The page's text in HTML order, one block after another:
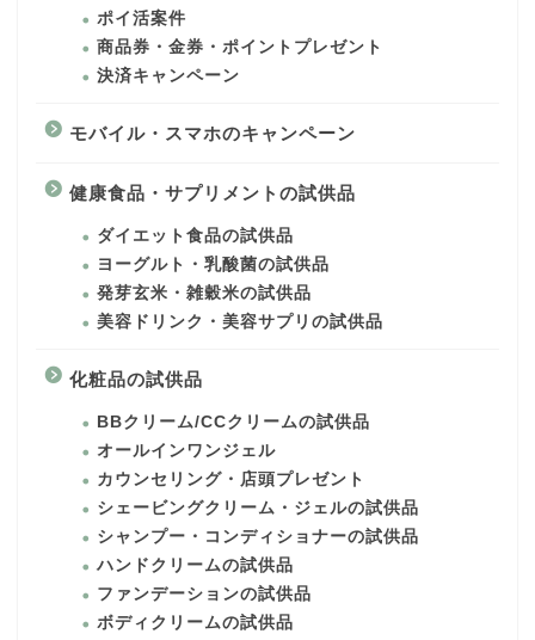
ポイ活案件
商品券・金券・ポイントプレゼント
決済キャンペーン
モバイル・スマホのキャンペーン
健康食品・サプリメントの試供品
ダイエット食品の試供品
ヨーグルト・乳酸菌の試供品
発芽玄米・雑穀米の試供品
美容ドリンク・美容サプリの試供品
化粧品の試供品
BBクリーム/CCクリームの試供品
オールインワンジェル
カウンセリング・店頭プレゼント
シェービングクリーム・ジェルの試供品
シャンプー・コンディショナーの試供品
ハンドクリームの試供品
ファンデーションの試供品
ボディクリームの試供品